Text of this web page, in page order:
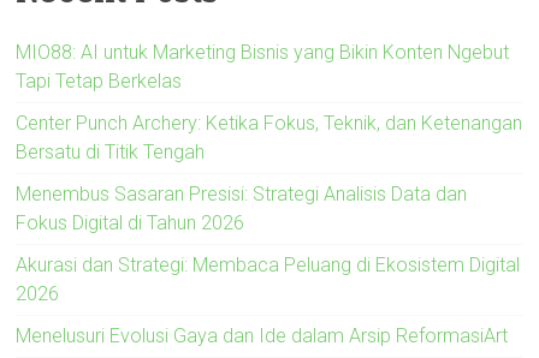
MIO88: AI untuk Marketing Bisnis yang Bikin Konten Ngebut
Tapi Tetap Berkelas
Center Punch Archery: Ketika Fokus, Teknik, dan Ketenangan
Bersatu di Titik Tengah
Menembus Sasaran Presisi: Strategi Analisis Data dan
Fokus Digital di Tahun 2026
Akurasi dan Strategi: Membaca Peluang di Ekosistem Digital
2026
Menelusuri Evolusi Gaya dan Ide dalam Arsip ReformasiArt